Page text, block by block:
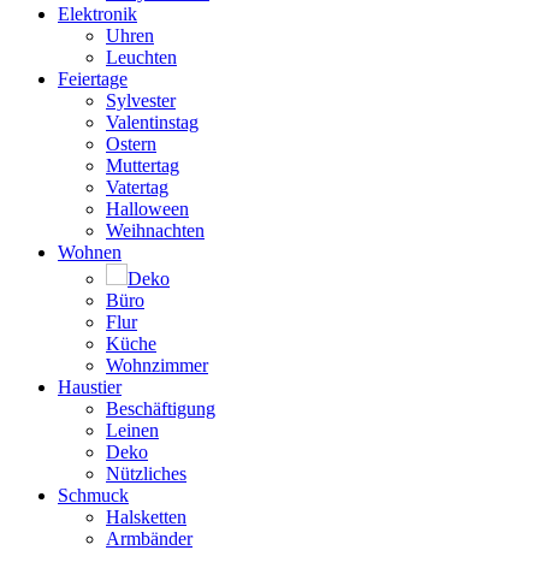
Elektronik
Uhren
Leuchten
Feiertage
Sylvester
Valentinstag
Ostern
Muttertag
Vatertag
Halloween
Weihnachten
Wohnen
Deko
Büro
Flur
Küche
Wohnzimmer
Haustier
Beschäftigung
Leinen
Deko
Nützliches
Schmuck
Halsketten
Armbänder